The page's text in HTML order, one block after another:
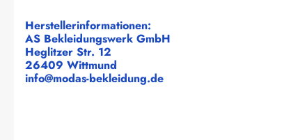
Herstellerinformationen:
AS Bekleidungswerk GmbH
Heglitzer Str. 12
26409 Wittmund
info@modas-bekleidung.de